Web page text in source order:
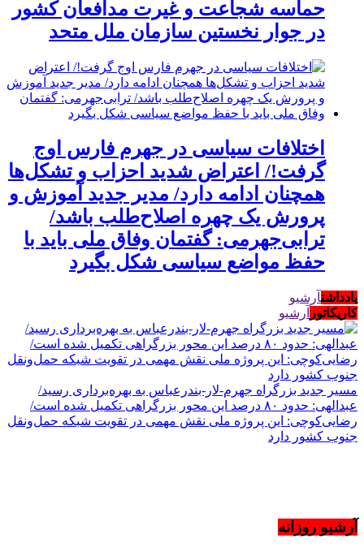
حماسه شجاعت و غیرت مدافعان کشور
در جوار نخستین سازمان ملل متحد
اختلافات سیاسی در جهرم فارس اوج
گرفت!/ اعتراض شدید احزاب و تشکل‌ها
همچنان ادامه دارد/ مدیر جدید آموزش و
پرورش یک چهره اصلاح‌طلب باشد/
ترابی‌جهرمی: گفتمان وفاق ملی باید با
حفظ مواضع سیاسی شکل بگیرد
یادداشتآرشیو
کاریکاتور آرشیو
مسیر جدید بزرگراه جهرم-لار-بندرعباس به بهره‌برداری رسید/
عبدالهی: حدود ۸۰ درصد این محور بزرگراهی تکمیل شده است/
رضایی‌کوچی: این پروژه ملی نقش مهمی در تقویت شبکه حمل‌ونقل
جنوب کشور دارد
آرشیو روزانه